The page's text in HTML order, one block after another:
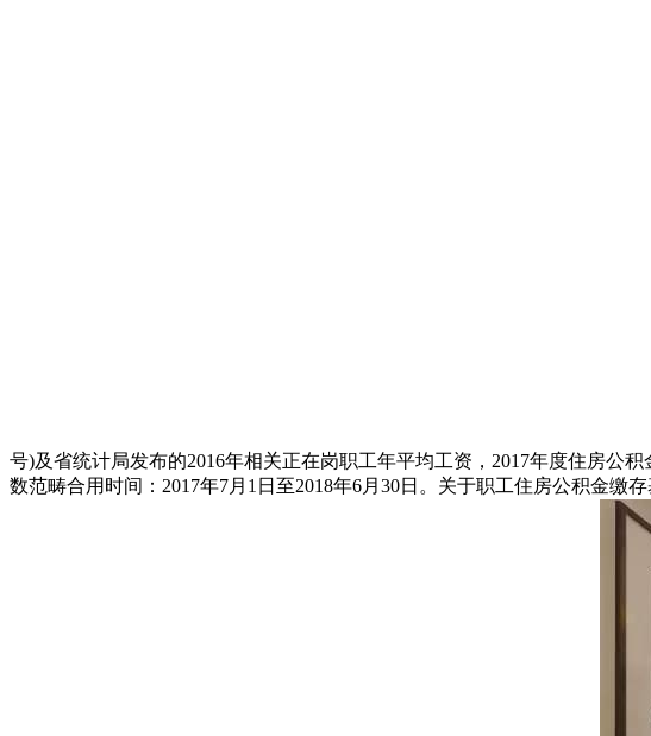
号)及省统计局发布的2016年相关正在岗职工年平均工资，2017年度住房公积
数范畴合用时间：2017年7月1日至2018年6月30日。关于职工住房公积金